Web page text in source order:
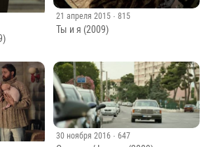
21 апреля 2015 · 815
Ты и я (2009)
30 ноября 2016 · 647